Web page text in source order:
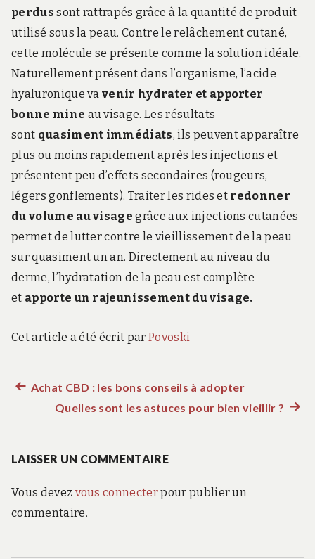
perdussont rattrapés grâce à la quantité de produit
utilisé sous la peau. Contre le relâchement cutané,
cette molécule se présente comme la solution idéale.
Naturellement présent dans l’organisme, l’acide
hyaluronique vavenir hydrater et apporter
bonne mine au visage. Les résultats
sont quasiment immédiats, ils peuvent apparaître
plus ou moins rapidement après les injections et
présentent peu d’effets secondaires (rougeurs,
légers gonflements). Traiter les rides et redonner
du volume au visage grâce aux injections cutanées
permet de lutter contre le vieillissement de la peau
sur quasiment un an. Directement au niveau du
derme, l’hydratation de la peau est complète
et apporte un rajeunissement du visage.
Cet article a été écrit par Povoski
Navigation
l’article
Article
précédent :
Achat CBD : les bons conseils à adopter
Quelles sont les astuces pour bien vieillir ?
LAISSER UN COMMENTAIRE
Vous devez vous connecterpour publier un
commentaire.